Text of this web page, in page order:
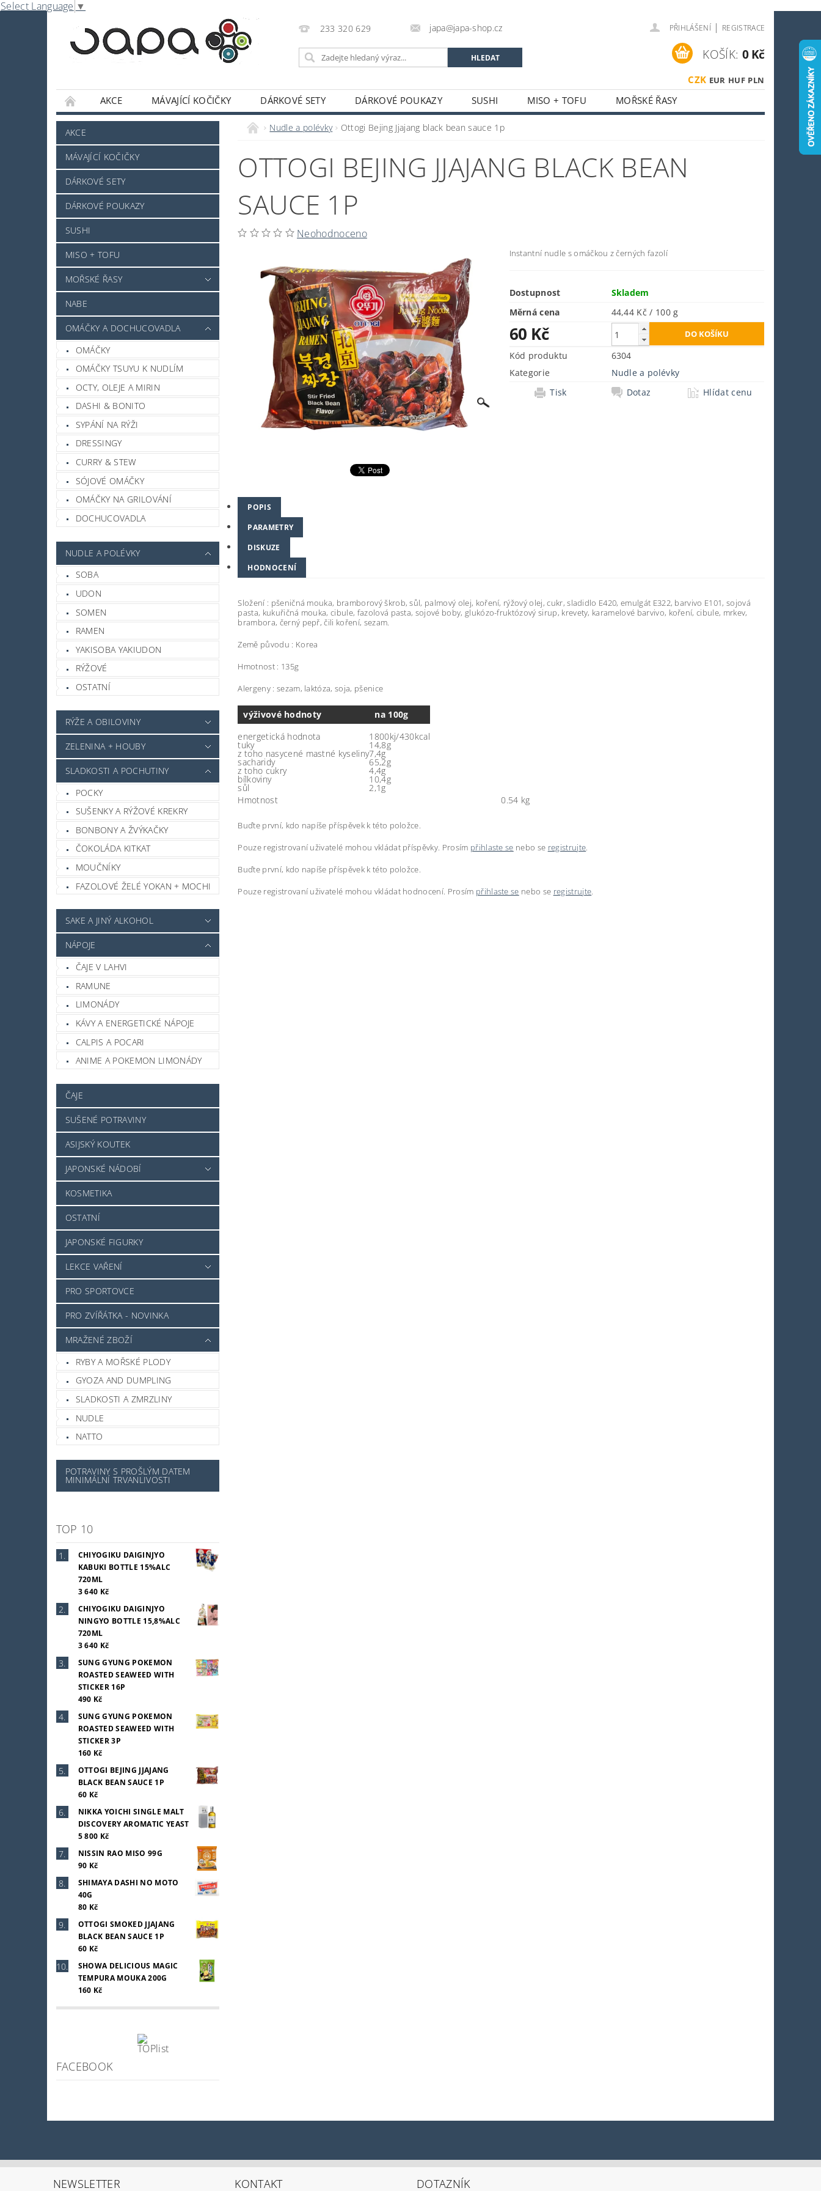
Select Language ▼
233 320 629 japa@japa-shop.cz PŘIHLÁŠENÍ | REGISTRACE
CZK EUR HUF PLN
KOŠÍK: 0 Kč
AKCE MÁVAJÍCÍ KOČIČKY DÁRKOVÉ SETY DÁRKOVÉ POUKAZY SUSHI MISO + TOFU
MOŘSKÉ ŘASY
NABE
OMÁČKY A DOCHUCOVADLA NUDLE A POLÉVKY RÝŽE A OBILOVINY
SLADKOSTI A POCHUTINY
SAKE A JINÝ ALKOHOL
JAPONSKÉ NÁDOBÍ
KOSMETIKA OSTATNÍ JAPONSKÉ FIGURKY LEKCE VAŘENÍ
PRO SPORTOVCE
PRO ZVÍŘÁTKA - NOVINKA
NAPIŠTE NÁM
DOPRAVA A PLATBY
AKCE
MÁVAJÍCÍ KOČIČKY
DÁRKOVÉ SETY
DÁRKOVÉ POUKAZY
SUSHI
MISO + TOFU
MOŘSKÉ ŘASY
NABE
OMÁČKY A DOCHUCOVADLA
OMÁČKY
OMÁČKY TSUYU K NUDLÍM
OCTY, OLEJE A MIRIN
DASHI & BONITO
SYPÁNÍ NA RÝŽI
DRESSINGY
CURRY & STEW
SÓJOVÉ OMÁČKY
OMÁČKY NA GRILOVÁNÍ
DOCHUCOVADLA
NUDLE A POLÉVKY
SOBA
UDON
SOMEN
RAMEN
YAKISOBA YAKIUDON
RÝŽOVÉ
OSTATNÍ
RÝŽE A OBILOVINY
ZELENINA + HOUBY
SLADKOSTI A POCHUTINY
POCKY
SUŠENKY A RÝŽOVÉ KREKRY
BONBONY A ŽVÝKAČKY
ČOKOLÁDA KITKAT
MOUČNÍKY
FAZOLOVÉ ŽELÉ YOKAN + MOCHI
SAKE A JINÝ ALKOHOL
NÁPOJE
ČAJE V LAHVI
RAMUNE
LIMONÁDY
KÁVY A ENERGETICKÉ NÁPOJE
CALPIS A POCARI
ANIME A POKEMON LIMONÁDY
ČAJE
SUŠENÉ POTRAVINY
ASIJSKÝ KOUTEK
JAPONSKÉ NÁDOBÍ
KOSMETIKA
OSTATNÍ
JAPONSKÉ FIGURKY
LEKCE VAŘENÍ
PRO SPORTOVCE
PRO ZVÍŘÁTKA - NOVINKA
MRAŽENÉ ZBOŽÍ
RYBY A MOŘSKÉ PLODY
GYOZA AND DUMPLING
SLADKOSTI A ZMRZLINY
NUDLE
NATTO
POTRAVINY S PROŠLÝM DATEM
MINIMÁLNÍ TRVANLIVOSTI
TOP 10
CHIYOGIKU DAIGINJYO
KABUKI BOTTLE 15%ALC
720ML
3 640 Kč
CHIYOGIKU DAIGINJYO
NINGYO BOTTLE 15,8%ALC
720ML
3 640 Kč
SUNG GYUNG POKEMON
ROASTED SEAWEED WITH
STICKER 16P
490 Kč
SUNG GYUNG POKEMON
ROASTED SEAWEED WITH
STICKER 3P
160 Kč
OTTOGI BEJING JJAJANG
BLACK BEAN SAUCE 1P
60 Kč
NIKKA YOICHI SINGLE MALT
DISCOVERY AROMATIC YEAST
5 800 Kč
NISSIN RAO MISO 99G
90 Kč
SHIMAYA DASHI NO MOTO
40G
80 Kč
OTTOGI SMOKED JJAJANG
BLACK BEAN SAUCE 1P
60 Kč
SHOWA DELICIOUS MAGIC
TEMPURA MOUKA 200G
160 Kč
FACEBOOK
Nudle a polévky Ottogi Bejing Jjajang black bean sauce 1p
OTTOGI BEJING JJAJANG BLACK BEAN
SAUCE 1P
Neohodnoceno
Instantní nudle s omáčkou z černých fazolí
Dostupnost
Skladem
Měrná cena
44,44 Kč / 100 g
60 Kč
Kód produktu
6304
Kategorie
Nudle a polévky
Tisk
Dotaz Hlídat cenu
POPIS
PARAMETRY
DISKUZE
HODNOCENÍ
Složení : pšeničná mouka, bramborový škrob, sůl, palmový olej, koření, rýžový olej, cukr, sladidlo E420, emulgát E322, barvivo E101, sojová
pasta, kukuřičná mouka, cibule, fazolová pasta, sojové boby, glukózo-fruktózový sirup, krevety, karamelové barvivo, koření, cibule, mrkev,
brambora, černý pepř, čili koření, sezam.
Země původu : Korea
Hmotnost : 135g
Alergeny : sezam, laktóza, soja, pšenice
výživové hodnoty
na 100g
energetická hodnota
1800kj/430kcal
tuky 14,8g
z toho nasycené mastné kyseliny7,4g
sacharidy 65,2g
z toho cukry 4,4g
bílkoviny 10,4g
sůl
2,1g
Hmotnost
0.54 kg
Buďte první, kdo napíše příspěvek k této položce.
Pouze registrovaní uživatelé mohou vkládat příspěvky. Prosím přihlaste se nebo se registrujte.
Buďte první, kdo napíše příspěvek k této položce.
Pouze registrovaní uživatelé mohou vkládat hodnocení. Prosím přihlaste se nebo se registrujte.
NEWSLETTER KONTAKT DOTAZNÍK